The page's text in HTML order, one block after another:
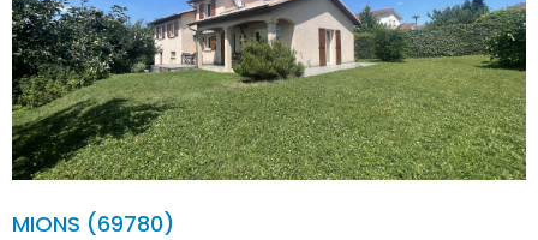
VOIR LE BIEN
MIONS (69780)